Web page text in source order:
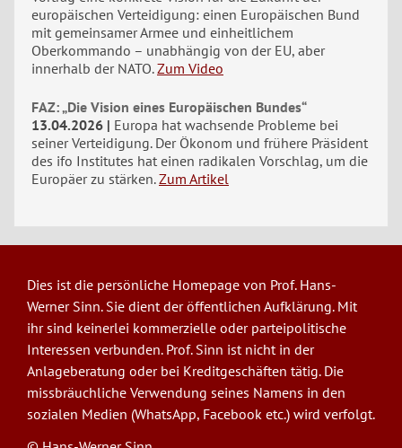
europäischen Verteidigung: einen Europäischen Bund
mit gemeinsamer Armee und einheitlichem
Oberkommando – unabhängig von der EU, aber
innerhalb der NATO. Zum Video
FAZ: „Die Vision eines Europäischen Bundes“
13.04.2026
Europa hat wachsende Probleme bei
seiner Verteidigung. Der Ökonom und frühere Präsident
des ifo Institutes hat einen radikalen Vorschlag, um die
Europäer zu stärken. Zum Artikel
Dies ist die persönliche Homepage von Prof. Hans-
Werner Sinn. Sie dient der öffentlichen Aufklärung. Mit
ihr sind keinerlei kommerzielle oder parteipolitische
Interessen verbunden. Prof. Sinn ist nicht in der
Anlageberatung oder bei Kreditgeschäften tätig. Die
missbräuchliche Verwendung seines Namens in den
sozialen Medien (WhatsApp, Facebook etc.) wird verfolgt.